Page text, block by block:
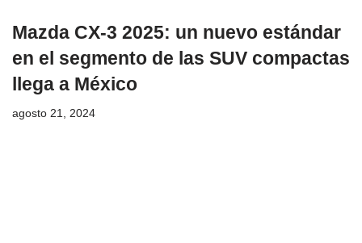
Mazda CX-3 2025: un nuevo estándar
en el segmento de las SUV compactas
llega a México
agosto 21, 2024